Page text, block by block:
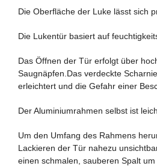
Die Oberfläche der Luke lässt sich
Die Lukentür basiert auf
Das Öffnen der Tür erfolgt über
Saugnäpfen.Das verdeckte
erleichtert und die Gefahr einer
Der Aluminiumrahmen selbst ist
Um den Umfang des Rahmens
Lackieren der Tür nahezu
einen schmalen, sauberen Spalt